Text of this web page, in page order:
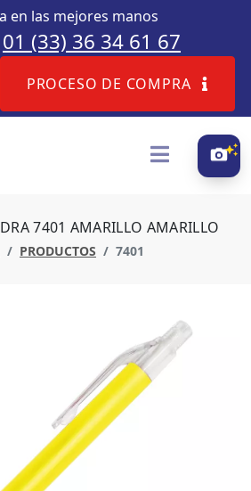
en las mejores manos
01 (33) 36 34 61 67
PROCESO DE COMPRA
7401 AMARILLO AMARILLO
PRODUCTOS 7401